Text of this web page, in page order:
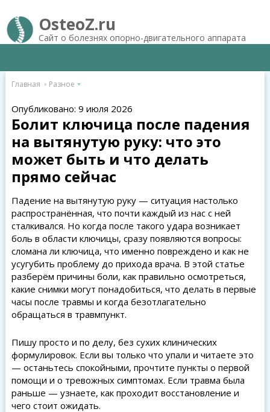
OsteoZ.ru
Сайт о болезнях опорно-двигательного аппарата
Главная Разное
Опубликовано: 9 июля 2026
Болит ключица после падения
на вытянутую руку: что это
может быть и что делать
прямо сейчас
Падение на вытянутую руку — ситуация настолько
распространённая, что почти каждый из нас с ней
сталкивался. Но когда после такого удара возникает
боль в области ключицы, сразу появляются вопросы:
сломана ли ключица, что именно повреждено и как не
усугубить проблему до прихода врача. В этой статье
разберём причины боли, как правильно осмотреться,
какие снимки могут понадобиться, что делать в первые
часы после травмы и когда безотлагательно
обращаться в травмпункт.
Пишу просто и по делу, без сухих клинических
формулировок. Если вы только что упали и читаете это
— останьтесь спокойными, прочтите пункты о первой
помощи и о тревожных симптомах. Если травма была
раньше — узнаете, как проходит восстановление и
чего стоит ожидать.